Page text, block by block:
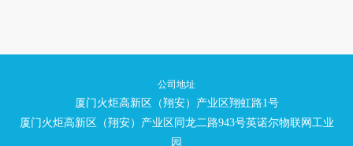
公司地址
厦门火炬高新区（翔安）产业区翔虹路1号
厦门火炬高新区（翔安）产业区同龙二路943号英诺尔物联网工业
园